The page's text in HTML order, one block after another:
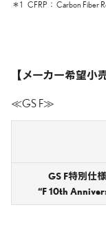
＊1 CFRP Carbon Fiber
メーカー希望小
GS F
GS F特別仕
“F 10th